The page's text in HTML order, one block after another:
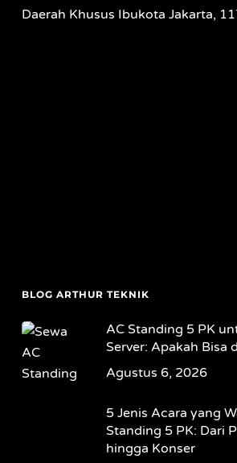
Daerah Khusus Ibukota Jakarta,
BLOG ARTHUR TEKNIK
AC Standing 5 PK
Server: Apakah Bisa
Agustus 6, 2026
5 Jenis Acara yang
Standing 5 PK: Dari
hingga Konser